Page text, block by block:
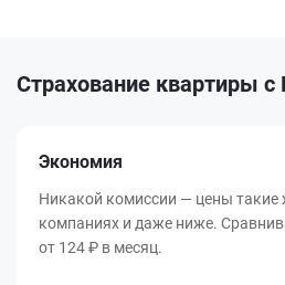
Страхование квартиры с
Экономия
Никакой комиссии — цены такие
компаниях и даже ниже.
от 124 ₽ в месяц.